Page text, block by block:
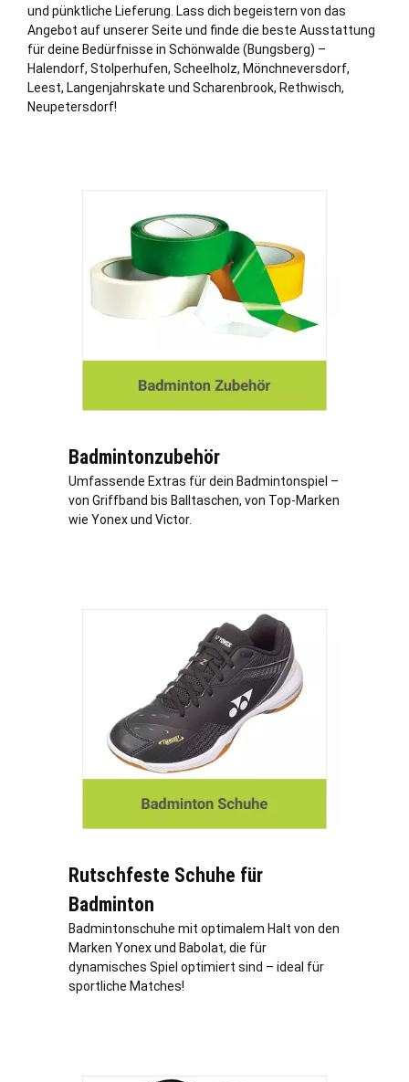
und pünktliche Lieferung. Lass dich begeistern von das
Angebot auf unserer Seite und finde die beste Ausstattung
für deine Bedürfnisse in Schönwalde (Bungsberg) –
Halendorf, Stolperhufen, Scheelholz, Mönchneversdorf,
Leest, Langenjahrskate und Scharenbrook, Rethwisch,
Neupetersdorf!
Badmintonzubehör
Umfassende Extras für dein Badmintonspiel –
von Griffband bis Balltaschen, von Top-Marken
wie Yonex und Victor.
Rutschfeste Schuhe für
Badminton
Badmintonschuhe mit optimalem Halt von den
Marken Yonex und Babolat, die für
dynamisches Spiel optimiert sind – ideal für
sportliche Matches!